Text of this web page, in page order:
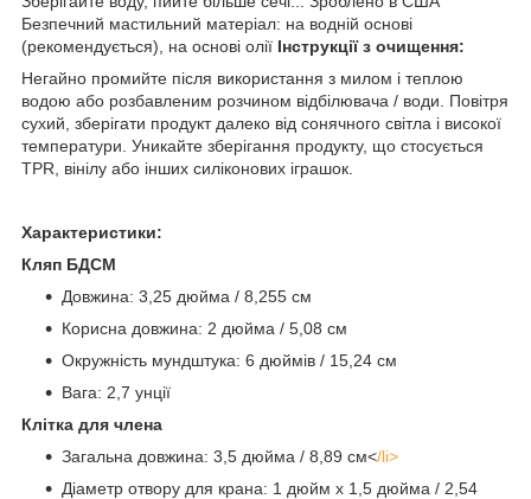
Безпечний мастильний матеріал: на водній основі
(рекомендується), на основі олії Інструкції з очищення:
Негайно промийте після використання з милом і теплою
водою або розбавленим розчином відбілювача / води. Повітря
сухий, зберігати продукт далеко від сонячного світла і високої
температури. Уникайте зберігання продукту, що стосується
TPR, вінілу або інших силіконових іграшок.
Характеристики:
Кляп БДСМ
Довжина: 3,25 дюйма / 8,255 см
Корисна довжина: 2 дюйма / 5,08 см
Окружність мундштука: 6 дюймів / 15,24 см
Вага: 2,7 унції
Клітка для члена
Загальна довжина: 3,5 дюйма / 8,89 см</li>
Діаметр отвору для крана: 1 дюйм x 1,5 дюйма / 2,54